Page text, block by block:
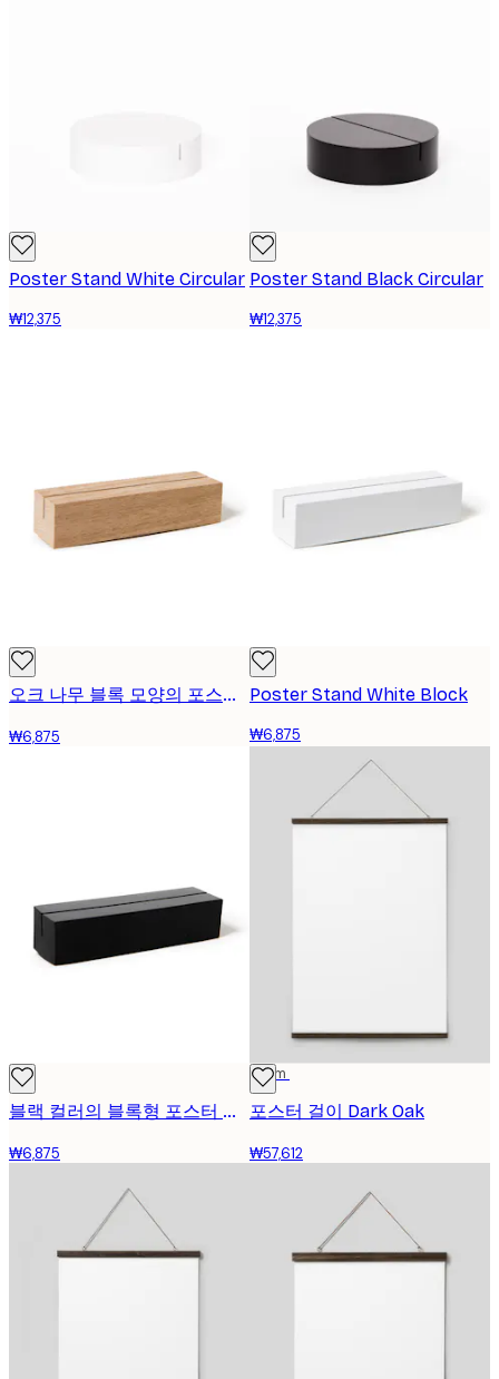
Poster Stand White Circular
₩12,375
Poster Stand Black Circular
₩12,375
오크 나무 블록 모양의 포스터 스탠드
₩6,875
Poster Stand White Block
₩6,875
블랙 컬러의 블록형 포스터 스탠드
₩6,875
71 cm
포스터 걸이 Dark Oak
₩57,612